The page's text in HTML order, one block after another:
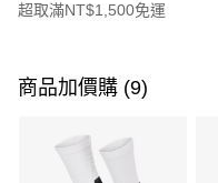
超取滿NT$1,500免運
信用卡一次付款
3 期 0 利率 每期
商品加價購 (9)